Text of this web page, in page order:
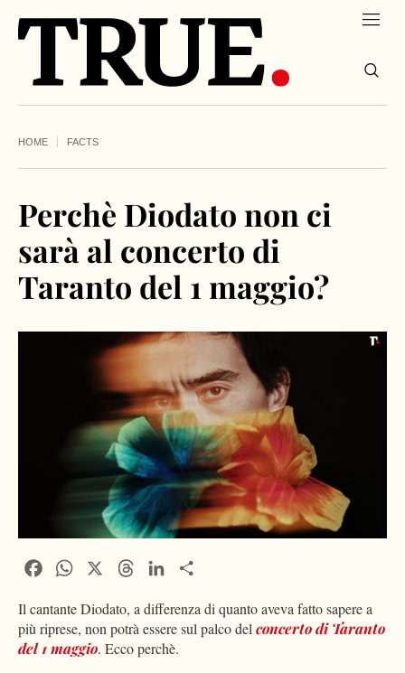
HOME FACTS
Perchè Diodato non ci
sarà al concerto di
Taranto del 1 maggio?
FacebookWhatsApp ThreadsLinkedIn
Il cantante Diodato, a differenza di quanto aveva fatto sapere a
più riprese, non potrà essere sul palco delconcerto di Taranto
del 1 maggio. Ecco perchè.